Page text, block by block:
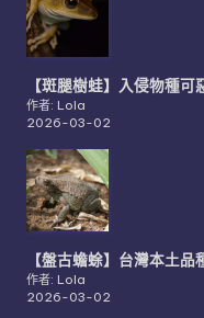
【斑腿樹蛙】入侵物種
作者: Lola
2026-03-02
【盤古蟾蜍】台灣本土
作者: Lola
2026-03-02